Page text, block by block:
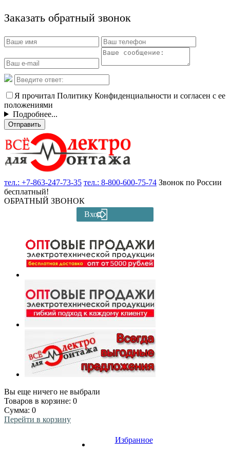
Заказать обратный звонок
Я прочитал Политику Конфиденциальности и согласен с ее
положениями
Подробнее...
Отправить
тел.: +7-863-247-73-35 тел.: 8-800-600-75-74 Звонок по России
бесплатный!
ОБРАТНЫЙ ЗВОНОК
Вход
Вы еще ничего не выбрали
Товаров в корзине: 0
Сумма: 0
Перейти в корзину
Избранное